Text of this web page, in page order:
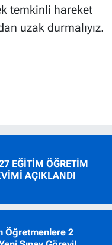
temkinli hareket
uzak durmalıyız.
EĞİTİM ÖĞRETİM
AÇIKLANDI
Öğretmenlere 2